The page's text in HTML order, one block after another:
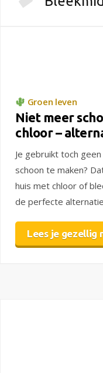
Groen leven
Niet meer
chloor –
Je gebruikt toch
schoon te maken?
huis met chloor of
de perfecte
Lees je gezellig